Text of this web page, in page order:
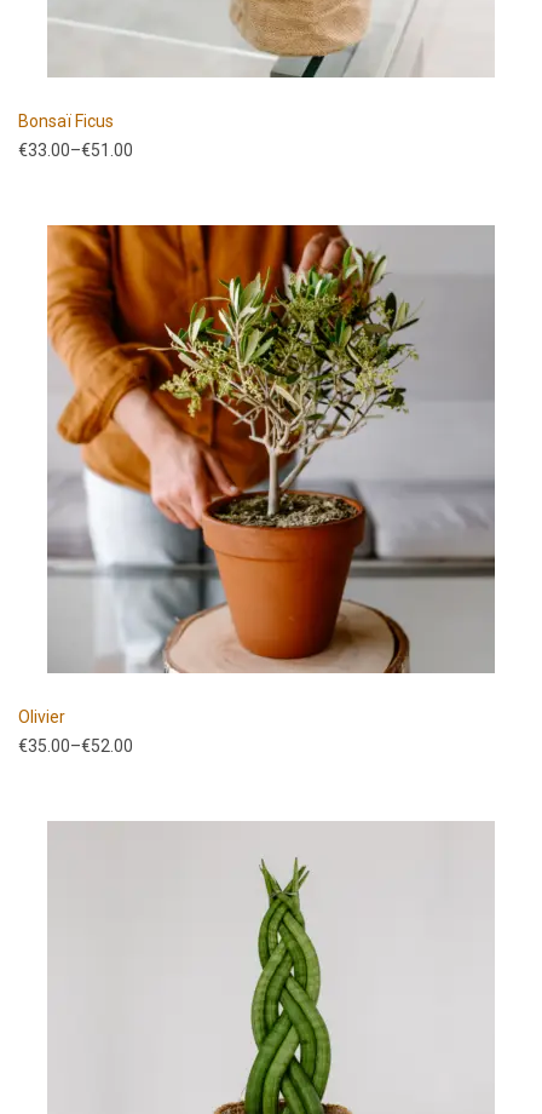
Bonsaï Ficus
€33.00–€51.00
Olivier
€35.00–€52.00